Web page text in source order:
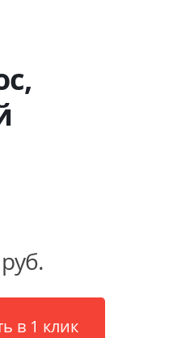
в 1 клик